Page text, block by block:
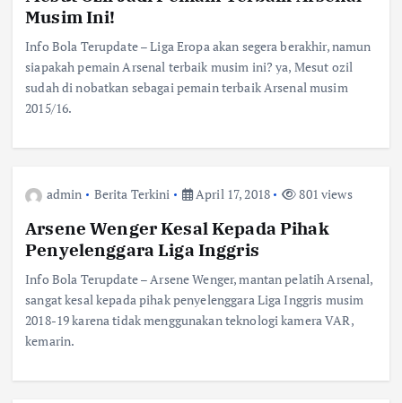
Musim Ini!
Info Bola Terupdate – Liga Eropa akan segera berakhir, namun
siapakah pemain Arsenal terbaik musim ini? ya, Mesut ozil
sudah di nobatkan sebagai pemain terbaik Arsenal musim
2015/16.
admin Berita Terkini April 17, 2018 801 views
Arsene Wenger Kesal Kepada Pihak
Penyelenggara Liga Inggris
Info Bola Terupdate – Arsene Wenger, mantan pelatih Arsenal,
sangat kesal kepada pihak penyelenggara Liga Inggris musim
2018-19 karena tidak menggunakan teknologi kamera VAR,
kemarin.